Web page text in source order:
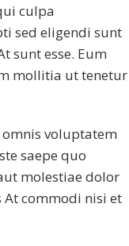
culpa
sed eligendi sunt
sunt esse. Eum
mollitia ut tenetur
voluptatem
saepe quo
molestiae dolor
commodi nisi et